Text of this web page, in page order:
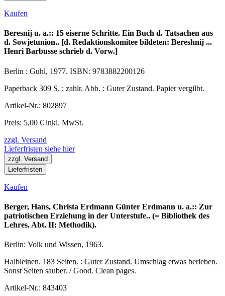
Kaufen
Beresnij u. a.:: 15 eiserne Schritte. Ein Buch d. Tatsachen aus
d. Sowjetunion.. [d. Redaktionskomitee bildeten: Bereshnij ...
Henri Barbusse schrieb d. Vorw.]
Berlin : Guhl, 1977. ISBN: 9783882200126
Paperback 309 S. ; zahlr. Abb. : Guter Zustand. Papier vergilbt.
Artikel-Nr.: 802897
Preis: 5,00 € inkl. MwSt.
zzgl. Versand
Lieferfristen siehe hier
zzgl. Versand
Lieferfristen
Kaufen
Berger, Hans, Christa Erdmann Günter Erdmann u. a.:: Zur
patriotischen Erziehung in der Unterstufe.. (= Bibliothek des
Lehres, Abt. II: Methodik).
Berlin: Volk und Wissen, 1963.
Halbleinen. 183 Seiten. : Guter Zustand. Umschlag etwas berieben.
Sonst Seiten sauber. / Good. Clean pages.
Artikel-Nr.: 843403